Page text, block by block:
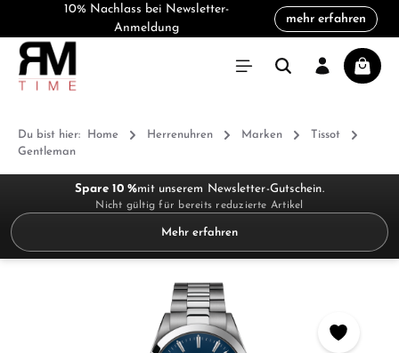
10% Nachlass bei Newsletter-
Anmeldung
mehr erfahren
Du bist hier: Home Herrenuhren Marken
Tissot
Gentleman
Spare 10 %mit unserem Newsletter-Gutschein.
Nicht gültig für bereits reduzierte Artikel
Mehr erfahren
Bildergalerie überspringen